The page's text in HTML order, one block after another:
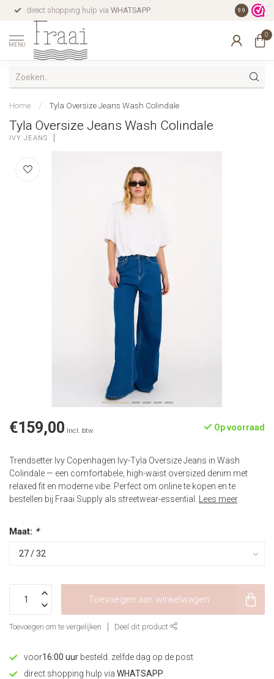
direct shopping hulp via WHATSAPP. gratis
9.9
MENU
0
Home / Tyla Oversize Jeans Wash Colindale
Tyla Oversize Jeans Wash Colindale
IVY JEANS
€159,00 Incl. btw Op voorraad
Trendsetter Ivy Copenhagen Ivy-Tyla Oversize Jeans in Wash
Colindale — een comfortabele, high-waist oversized denim met
relaxed fit en moderne vibe. Perfect om online te kopen en te
bestellen bij Fraai Supply als streetwear-essential.
Lees meer.
Maat: *
Toevoegen aan winkelwagen
Toevoegen om te vergelijken Deel dit product
voor16:00 uur besteld. zelfde dag op de post
direct shopping hulp via WHATSAPP